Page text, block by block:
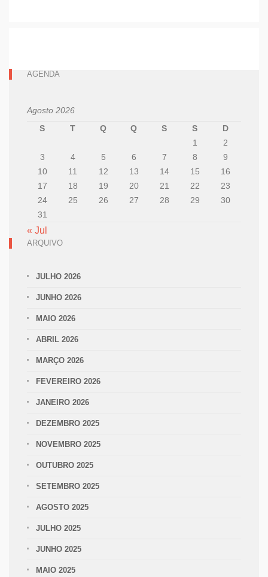
AGENDA
Agosto 2026
S
T Q Q S S
D
1
2
3
4 5 6 7 8
9
10
11 12 13 14 15
16
17
18 19 20 21 22
23
24
25 26 27 28 29
30
31
« Jul
ARQUIVO
JULHO 2026
JUNHO 2026
MAIO 2026
ABRIL 2026
MARÇO 2026
FEVEREIRO 2026
JANEIRO 2026
DEZEMBRO 2025
NOVEMBRO 2025
OUTUBRO 2025
SETEMBRO 2025
AGOSTO 2025
JULHO 2025
JUNHO 2025
MAIO 2025